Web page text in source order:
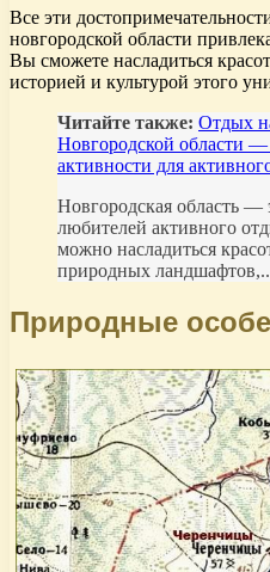
Все эти
новгородской области
Вы сможете насладиться
историей и культурой этого
Читайте также: Отдых
Новгородской области
активности для
Новгородская область —
любителей активного
можно насладиться
природных ландшафтов,..
Природные